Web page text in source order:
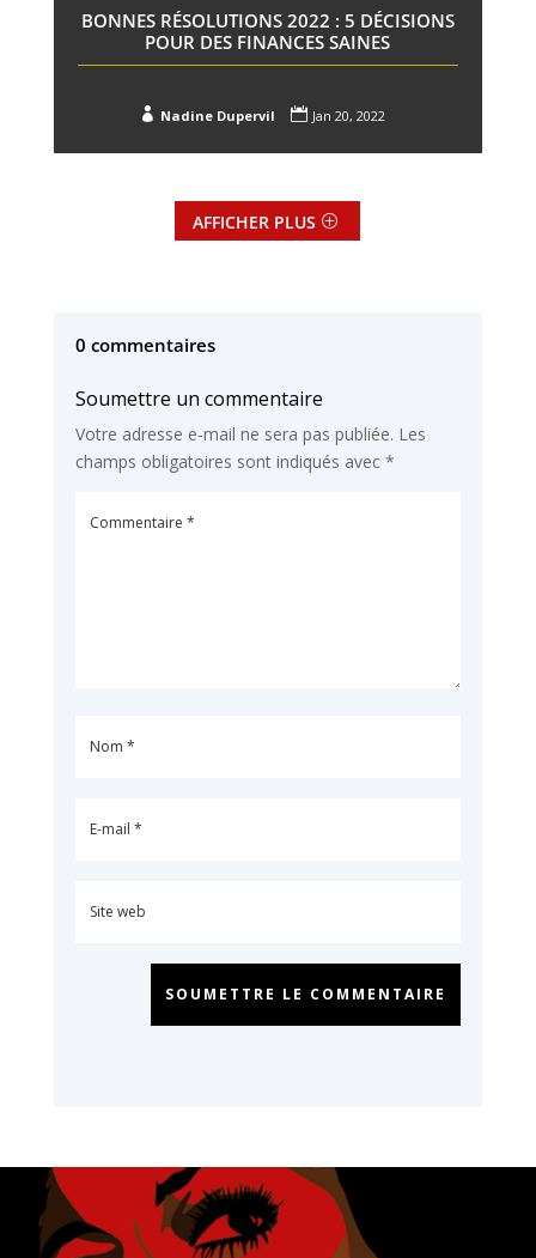
BONNES RÉSOLUTIONS 2022 : 5 DÉCISIONS
POUR DES FINANCES SAINES
 Nadine Dupervil  Jan 20, 2022
AFFICHER PLUS
0 commentaires
Soumettre un commentaire
Votre adresse e-mail ne sera pas publiée. Les
champs obligatoires sont indiqués avec *
SOUMETTRE LE COMMENTAIRE